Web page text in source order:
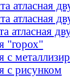
атласная
атласная
атласная
"горох"
с
с рисунком